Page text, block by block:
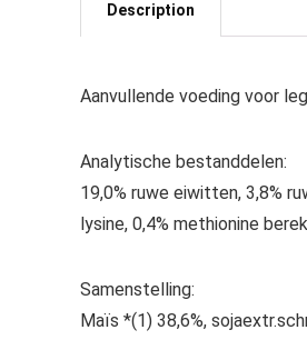
Description
Aanvullende voeding voor
Analytische bestanddelen:
19,0% ruwe eiwitten, 3,8%
lysine, 0,4% methionine
Samenstelling:
Maïs *(1) 38,6%,